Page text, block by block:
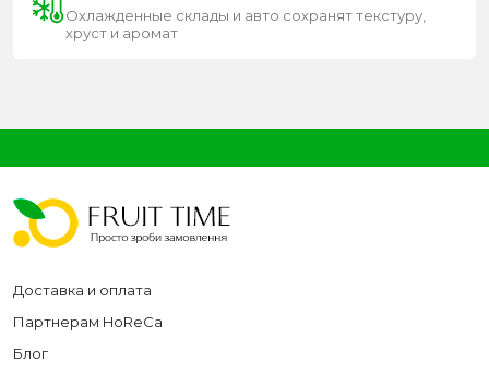
Охлажденные склады и авто сохранят текстуру,
хруст и аромат
Доставка и оплата
Партнерам HoReCa
Блог